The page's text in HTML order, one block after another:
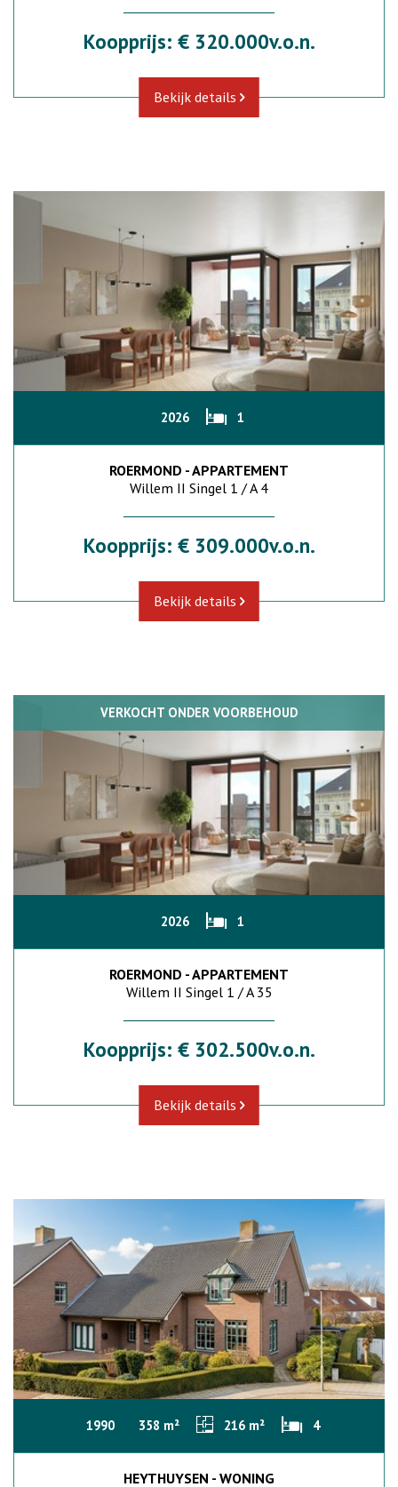
Koopprijs: € 320.000v.o.n.
Bekijk details
2026 1
ROERMOND - APPARTEMENT
Willem II Singel 1 / A 4
Koopprijs: € 309.000v.o.n.
Bekijk details
VERKOCHT ONDER VOORBEHOUD
2026 1
ROERMOND - APPARTEMENT
Willem II Singel 1 / A 35
Koopprijs: € 302.500v.o.n.
Bekijk details
1990 358 m² 216 m² 4
HEYTHUYSEN - WONING